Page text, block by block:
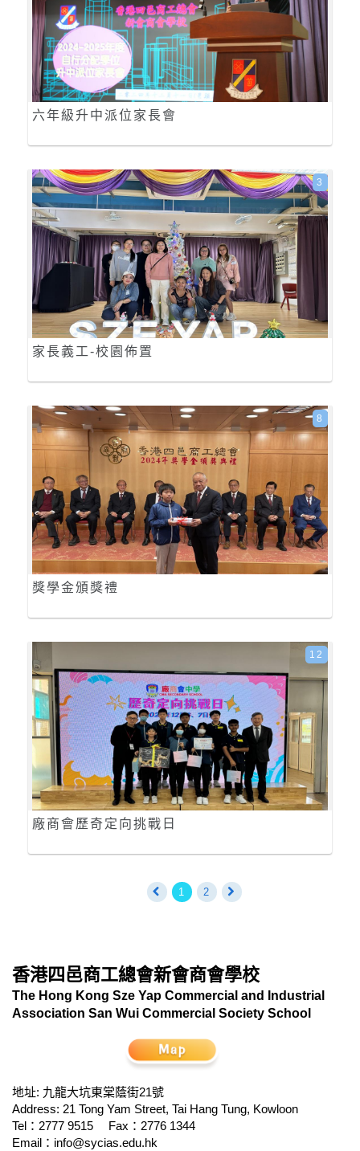
六年級升中派位家長會
家長義工-校園佈置
3
獎學金頒獎禮
8
廠商會歷奇定向挑戰日
12
1 2
香港四邑商工總會新會商會學校
The Hong Kong Sze Yap Commercial and Industrial
Association San Wui Commercial Society School
地址: 九龍大坑東棠蔭街21號
Address: 21 Tong Yam Street, Tai Hang Tung, Kowloon
Tel：2777 9515
Fax：2776 1344
Email： info@sycias.edu.hk